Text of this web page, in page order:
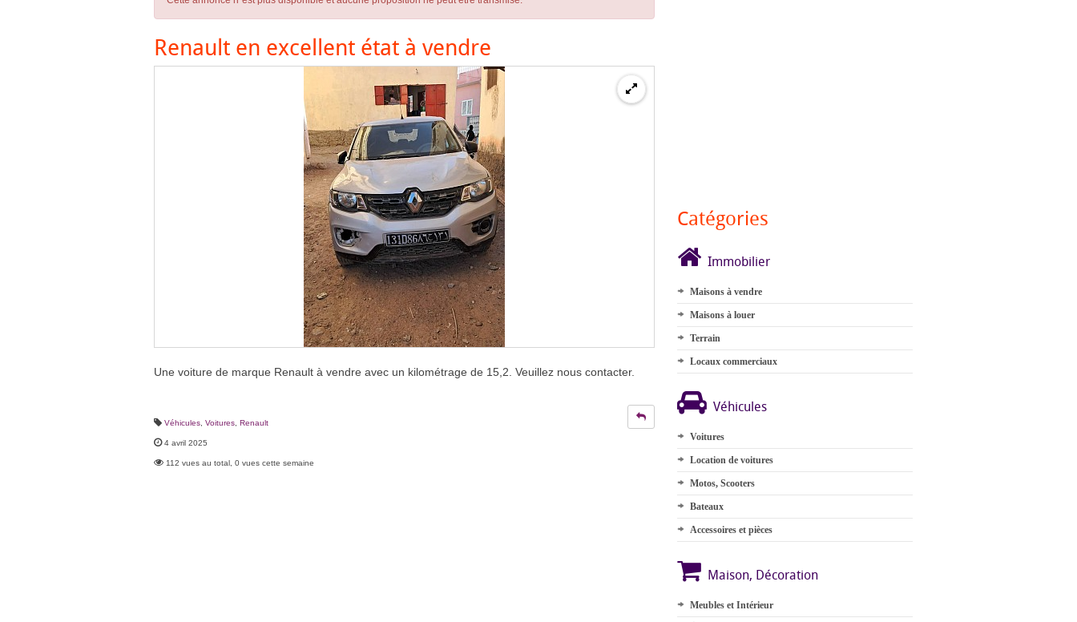
Renault en excellent état à vendre
Une voiture de marque Renault à vendre avec un kilométrage de 15,2. Veuillez nous contacter.
Véhicules Voitures Renault
4 avril 2025
112 vues au total, 0 vues cette semaine
Catégories
Immobilier
Maisons à vendre
Maisons à louer
Terrain
Locaux commerciaux
Véhicules
Voitures
Location de voitures
Motos, Scooters
Bateaux
Accessoires et pièces
Maison, Décoration
Meubles et Intérieur